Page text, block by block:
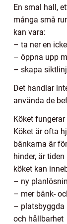
En smal hall,
många små
kan vara:
– ta ner en
– öppna upp
– skapa
Det handlar
använda de
Köket
Köket är ofta
bänkarna är
hinder, är
köket kan
– ny
– mer bänk-
– platsbyggda
och hållbarhet